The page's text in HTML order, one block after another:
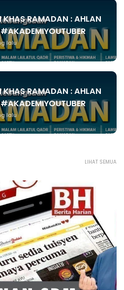
RAMADAN : AHLAN
lalu
RAMADAN : AHLAN
lalu
LIHAT SEMUA